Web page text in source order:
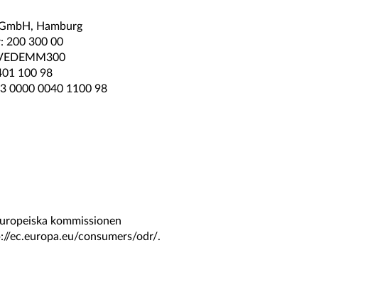
Hamburg
200 300 00
100 98
0000 0040 1100 98
kommissionen
ec.europa.eu/consumers/odr/.